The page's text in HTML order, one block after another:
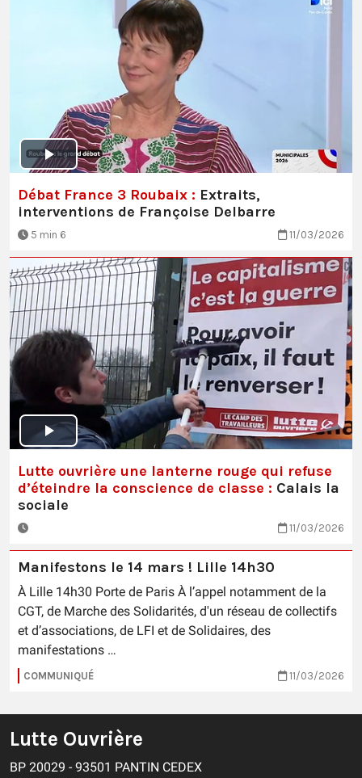
Débat France 3 Roubaix : Extraits,
interventions de Françoise Delbarre
5 min 6 11/03/2026
Lutte ouvrière une lanterne rouge qui refuse
d’éteindre la conscience de classe : Calais la
sociale
11/03/2026
Manifestons le 14 mars ! Lille 14h30
À Lille 14h30 Porte de Paris À l’appel notamment de la
CGT, de Marche des Solidarités, d'un réseau de collectifs
et d’associations, de LFI et de Solidaires, des
manifestations …
COMMUNIQUÉ 11/03/2026
Lutte Ouvrière
BP 20029 - 93501 PANTIN CEDEX